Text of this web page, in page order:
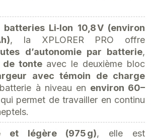
batteries Li‑Ion 10,8 V (environ
, la XPLORER PRO offre
d’autonomie par batterie,
de tonteavec le deuxième bloc
avec témoin de charge
à niveau en environ 60–
permet de travailler en continu
et légère (975 g), elle est